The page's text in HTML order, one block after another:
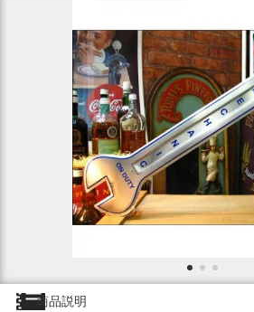
商品説明